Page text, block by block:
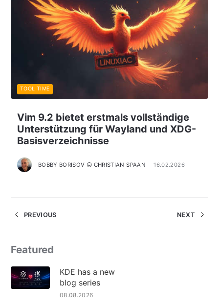
Vim 9.2 bietet erstmals vollständige
Unterstützung für Wayland und XDG-
Basisverzeichnisse
BOBBY BORISOV 😛 CHRISTIAN SPAAN 16.02.2026
TOOL TIME
PREVIOUS NEXT
Featured
KDE has a new
blog series
08.08.2026